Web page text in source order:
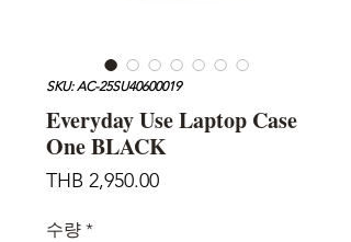
SKU: AC-25SU40600019
Everyday Use Laptop Case
One BLACK
THB 2,950.00가
수량 *